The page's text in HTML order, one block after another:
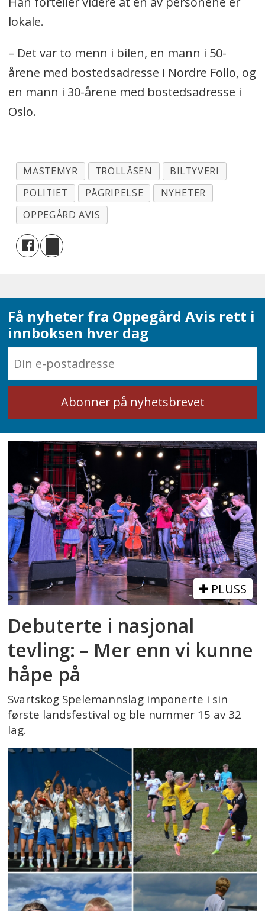
lokale.
– Det var to menn i bilen, en mann i 50-
årene med bostedsadresse i Nordre Follo, og
en mann i 30-årene med bostedsadresse i
Oslo.
MASTEMYR TROLLÅSEN
BILTYVERI
POLITIET
PÅGRIPELSE
NYHETER
OPPEGÅRD AVIS
Få nyheter fra Oppegård Avis rett i
innboksen hver dag
PLUSS
Debuterte i nasjonal
tevling: – Mer enn vi kunne
håpe på
Svartskog Spelemannslag imponerte i sin
første landsfestival og ble nummer 15 av 32
lag.